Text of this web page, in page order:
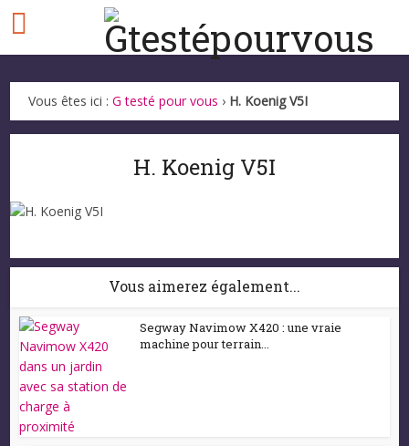
Vous êtes ici :G testé pour vous › H. Koenig V5I
H. Koenig V5I
Vous aimerez également...
Segway Navimow X420 : une vraie
machine pour terrain...